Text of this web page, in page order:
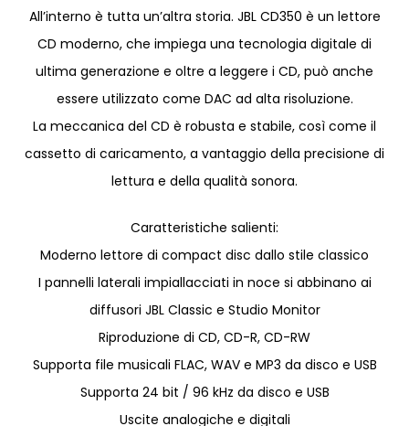
All’interno è tutta un’altra storia. JBL CD350 è un lettore
CD moderno, che impiega una tecnologia digitale di
ultima generazione e oltre a leggere i CD, può anche
essere utilizzato come DAC ad alta risoluzione.
La meccanica del CD è robusta e stabile, così come il
cassetto di caricamento, a vantaggio della precisione di
lettura e della qualità sonora.
Caratteristiche salienti:
Moderno lettore di compact disc dallo stile classico
I pannelli laterali impiallacciati in noce si abbinano ai
diffusori JBL Classic e Studio Monitor
Riproduzione di CD, CD-R, CD-RW
Supporta file musicali FLAC, WAV e MP3 da disco e USB
Supporta 24 bit / 96 kHz da disco e USB
Uscite analogiche e digitali